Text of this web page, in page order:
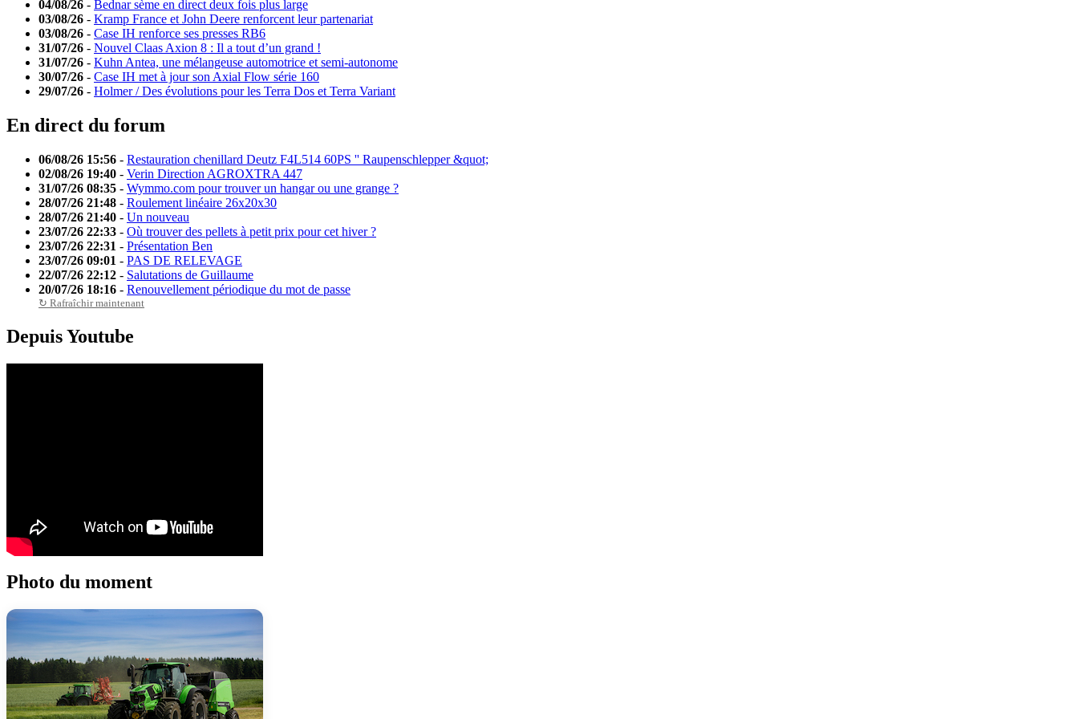
04/08/26 - Bednar sème en direct deux fois plus large
03/08/26 - Kramp France et John Deere renforcent leur partenariat
03/08/26 - Case IH renforce ses presses RB6
31/07/26 - Nouvel Claas Axion 8 : Il a tout d’un grand !
31/07/26 - Kuhn Antea, une mélangeuse automotrice et semi-autonome
30/07/26 - Case IH met à jour son Axial Flow série 160
29/07/26 - Holmer / Des évolutions pour les Terra Dos et Terra Variant
En direct du forum
06/08/26 15:56 - Restauration chenillard Deutz F4L514 60PS '' Raupenschlepper &quot;
02/08/26 19:40 - Verin Direction AGROXTRA 447
31/07/26 08:35 - Wymmo.com pour trouver un hangar ou une grange ?
28/07/26 21:48 - Roulement linéaire 26x20x30
28/07/26 21:40 - Un nouveau
23/07/26 22:33 - Où trouver des pellets à petit prix pour cet hiver ?
23/07/26 22:31 - Présentation Ben
23/07/26 09:01 - PAS DE RELEVAGE
22/07/26 22:12 - Salutations de Guillaume
20/07/26 18:16 - Renouvellement périodique du mot de passe
↻ Rafraîchir maintenant
Depuis Youtube
Photo du moment